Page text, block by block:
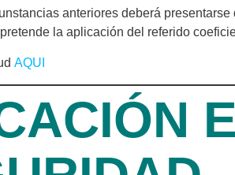
anteriores deberá presentarse
la aplicación del referido
AQUI